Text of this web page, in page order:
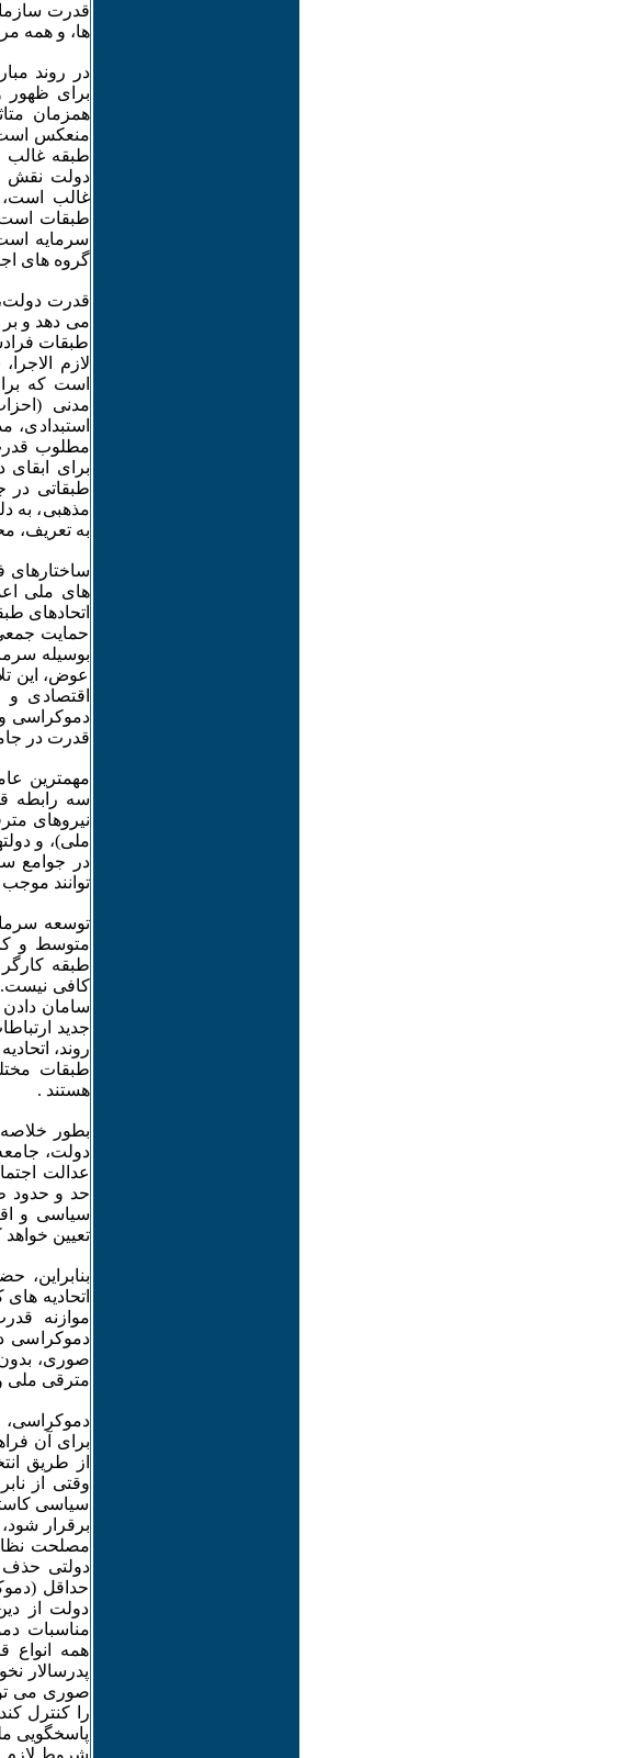
قدرت
ها، و همه
در روند
برای
همزمان
منعکس است .
طبقه غالب
دولت نقش
غالب است،
طبقات است.
سرمایه
گروه های
قدرت
می دهد و بر
طبقات
لازم
است که
مدنی
استبدادی،
مطلوب
برای
طبقاتی در
مذهبی، به
به تعریف،
ساختارهای
های ملی
اتحادهای
حمایت
بوسیله
عوض، این
اقتصادی و
دموکراسی
قدرت در
مهمترین
سه رابطه
نیروهای
ملی)، و
در جوامع
توانند
توسعه
متوسط و
طبقه
کافی نیست.
سامان
جدید
روند،
طبقات
هستند .
بطور
دولت،
عدالت
حد و حدود
سیاسی و
تعیین
بنابراین،
اتحادیه
موازنه
دموکراسی
صوری،
مترقی ملی
برای آن
از طریق
وقتی از
سیاسی
برقرار
مصلحت
دولتی حذف
حداقل
دولت از
همه انواع
پدرسالار
صوری می
را کنترل
پاسخگویی
شروط لازم